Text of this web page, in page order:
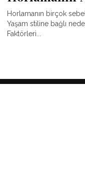
Horlamanın birçok
Yaşam stiline bağlı
Faktörleri...